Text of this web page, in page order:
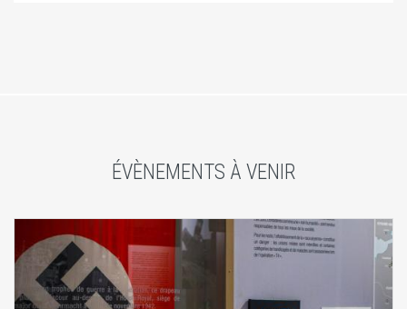
ÉVÈNEMENTS À VENIR